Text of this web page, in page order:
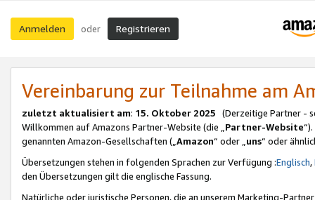
Anmelden oder Registrieren
Vereinbarung zur Teilnahme am
zuletzt aktualisiert am: 15. Oktober 2025 (Derzeitige Partner -
Willkommen auf Amazons Partner-Website (die „Partner-Website
genannten Amazon-Gesellschaften („Amazon“ oder „uns“ oder
Übersetzungen stehen in folgenden Sprachen zur Verfügung :Englisch,
den Übersetzungen gilt die englische Fassung.
Natürliche oder juristische Personen, die an unserem Marketing-